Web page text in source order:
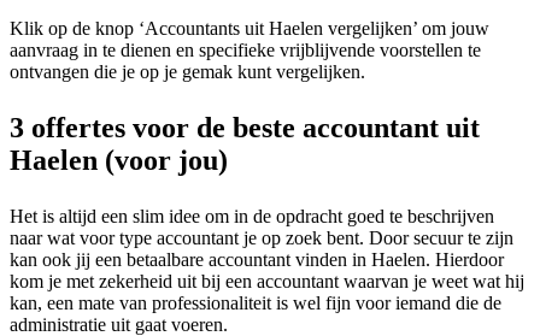
Klik op de knop ‘Accountants uit Haelen vergelijken’ om jouw
aanvraag in te dienen en specifieke vrijblijvende voorstellen te
ontvangen die je op je gemak kunt vergelijken.
3 offertes voor de beste accountant uit
Haelen (voor jou)
Het is altijd een slim idee om in de opdracht goed te beschrijven
naar wat voor type accountant je op zoek bent. Door secuur te zijn
kan ook jij een betaalbare accountant vinden in Haelen. Hierdoor
kom je met zekerheid uit bij een accountant waarvan je weet wat hij
kan, een mate van professionaliteit is wel fijn voor iemand die de
administratie uit gaat voeren.